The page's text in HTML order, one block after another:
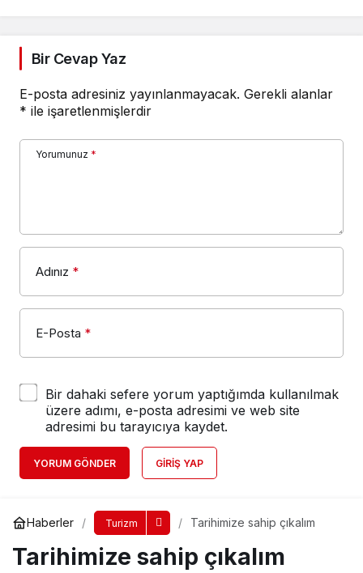
Bir Cevap Yaz
E-posta adresiniz yayınlanmayacak. Gerekli alanlar
* ile işaretlenmişlerdir
Yorumunuz *
Adınız *
E-Posta *
Bir dahaki sefere yorum yaptığımda kullanılmak
üzere adımı, e-posta adresimi ve web site
adresimi bu tarayıcıya kaydet.
YORUM GÖNDER GIRIŞ YAP
Haberler Turizm Tarihimize sahip çıkalım
Tarihimize sahip çıkalım